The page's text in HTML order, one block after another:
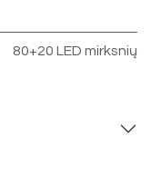
80+20 LED mirksnių